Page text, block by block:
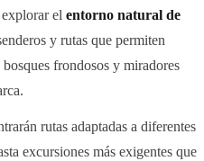
el entorno natural de
y rutas que permiten
frondosos y miradores
rutas adaptadas a diferentes
excursiones más exigentes que